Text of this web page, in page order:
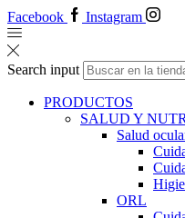
Facebook Instagram
Search input
PRODUCTOS
SALUD Y
Salud
ORL